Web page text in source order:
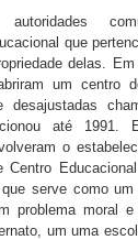
que
delas.
um centro
desajustadas
até 1991.
o
Centro
serve como
problema moral
um uma